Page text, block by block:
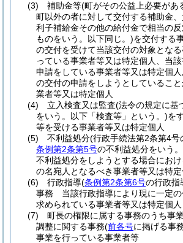
(3)
補助金等(町がその公益上必要があ
町以外の者に対して交付する補助金、
利子補給金その他の給付金で相当の
ものをいう。以下同じ。)を交付する
の交付を受けて当該交付の対象とな
っている事業者等又は特定個人、当
申請をしている事業者等又は特定個
の交付の申請をしようとしているこ
業者等又は特定個人
(4)
立入検査又は監査(法令の規定に基
をいう。以下「検査等」という。)を
等を受ける事業者等又は特定個人
(5)
不利益処分(行政手続法第2条第4号
条例第2条第5号の不利益処分をいう
不利益処分をしようとする場合にお
の名宛人となるべき事業者等又は特定
(6)
行政指導(条例第2条第6号の行政指
事務 当該行政指導により現に一定の
求められている事業者等又は特定個人
(7)
町長の権限に属する事務のうち事
調整に関する事務(前各号に掲げる事
事業を行っている事業者等